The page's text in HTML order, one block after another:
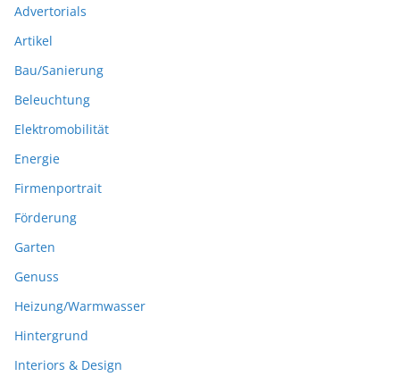
Advertorials
Artikel
Bau/Sanierung
Beleuchtung
Elektromobilität
Energie
Firmenportrait
Förderung
Garten
Genuss
Heizung/Warmwasser
Hintergrund
Interiors & Design